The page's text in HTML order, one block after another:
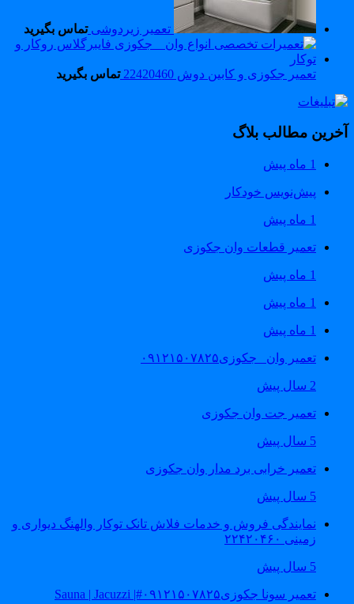
تعمیر زیردوشی تماس بگیرید
تعمیر جکوزی و کابین دوش 22420460 تماس بگیرید
مطالب بلاگ
1 ماه پیش
پیش‌نویس خودکار
تعمیر قطعات وان جکوزی
1 ماه پیش
1 ماه پیش
تعمیر وان _جکوزی۰۹۱۲۱۵۰۷۸۲۵
تعمیر جت وان جکوزی
تعمیر خرابی برد مدار وان جکوزی
نمایندگی فروش و خدمات فلاش تانک توکار والهنگ دیواری و
زمینی ۲۲۴۲۰۴۶۰
تعمیر سونا جکوزی۰۹۱۲۱۵۰۷۸۲۵#| Sauna | Jacuzzi